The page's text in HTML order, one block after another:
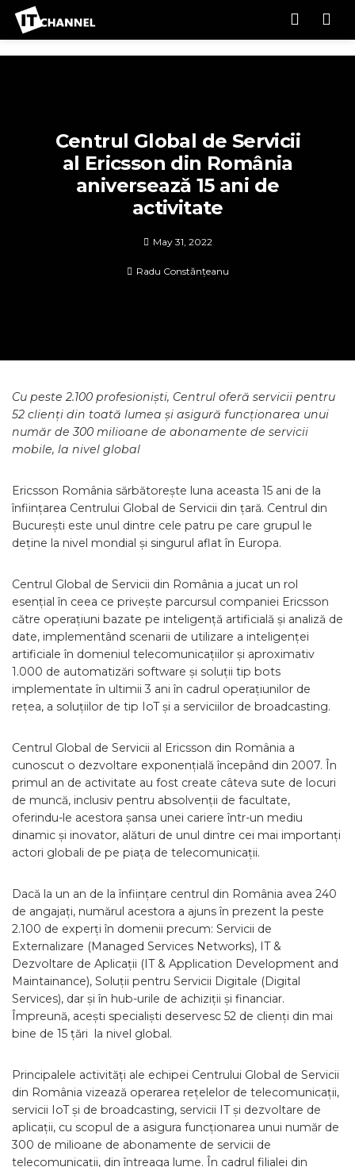
Centrul Global de Servicii
al Ericsson din România
aniversează 15 ani de
activitate
May 31, 2022
Radu Constănțeanu
Cu peste 2.100 profesioniști, Centrul oferă servicii pentru
52 clienți din toată lumea și asigură funcționarea unui
număr de 300 milioane de abonamente de servicii
mobile, la nivel global
Ericsson România sărbătorește luna aceasta 15 ani de la
înființarea Centrului Global de Servicii din țară. Centrul din
București este unul dintre cele patru pe care grupul le
deține la nivel mondial și singurul aflat în Europa.
Centrul Global de Servicii din România a jucat un rol
esențial în ceea ce privește parcursul companiei Ericsson
către operațiuni bazate pe inteligență artificială și analiză de
date, implementând scenarii de utilizare a inteligenței
artificiale în domeniul telecomunicațiilor și aproximativ
1.000 de automatizări software și soluții tip bots
implementate în ultimii 3 ani în cadrul operațiunilor de
rețea, a soluțiilor de tip IoT și a serviciilor de broadcasting.
Centrul Global de Servicii al Ericsson din România a
cunoscut o dezvoltare exponențială începând din 2007. În
primul an de activitate au fost create câteva sute de locuri
de muncă, inclusiv pentru absolvenții de facultate,
oferindu-le acestora șansa unei cariere într-un mediu
dinamic și inovator, alături de unul dintre cei mai importanți
actori globali de pe piața de telecomunicații.
Dacă la un an de la înființare centrul din România avea 240
de angajați, numărul acestora a ajuns în prezent la peste
2.100 de experți în domenii precum: Servicii de
Externalizare (Managed Services Networks), IT &
Dezvoltare de Aplicații (IT & Application Development and
Maintainance), Soluții pentru Servicii Digitale (Digital
Services), dar și în hub-urile de achiziții și financiar.
Împreună, acești specialiști deservesc 52 de clienți din mai
bine de 15 țări la nivel global.
Principalele activități ale echipei Centrului Global de Servicii
din România vizează operarea rețelelor de telecomunicații,
servicii IoT și de broadcasting, servicii IT și dezvoltare de
aplicații, cu scopul de a asigura funcționarea unui număr de
300 de milioane de abonamente de servicii de
telecomunicații, din întreaga lume. În cadrul filialei din